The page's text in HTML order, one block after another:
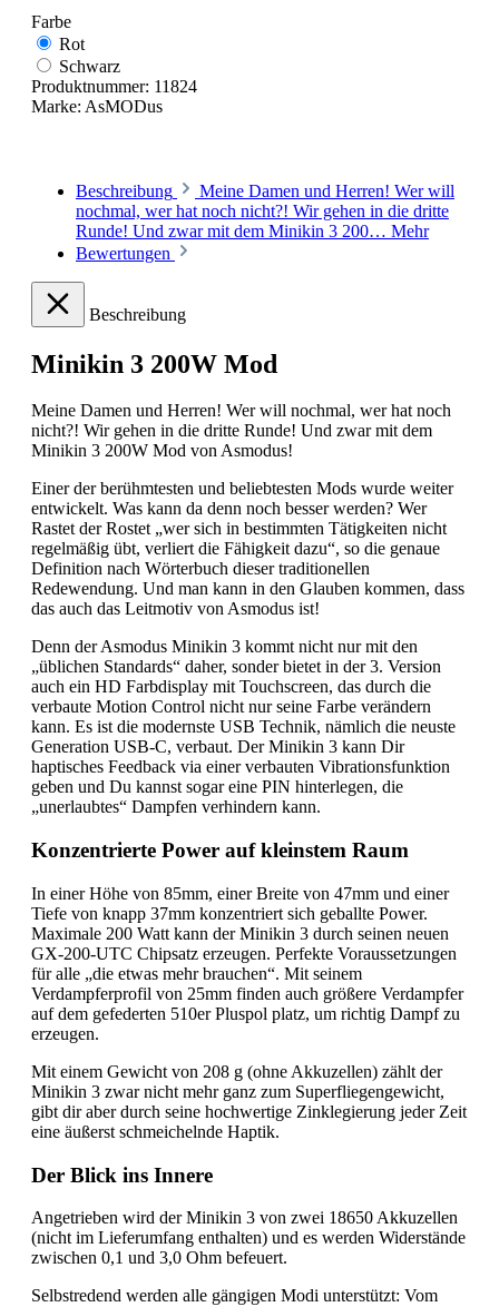
Farbe
Rot
Schwarz
Produktnummer: 11824
Marke: AsMODus
Beschreibung
Meine Damen und Herren! Wer will
nochmal, wer hat noch nicht?! Wir gehen in die dritte
Runde! Und zwar mit dem Minikin 3 200… Mehr
Bewertungen
Beschreibung
Minikin 3 200W Mod
Meine Damen und Herren! Wer will nochmal, wer hat noch
nicht?! Wir gehen in die dritte Runde! Und zwar mit dem
Minikin 3 200W Mod von Asmodus!
Einer der berühmtesten und beliebtesten Mods wurde weiter
entwickelt. Was kann da denn noch besser werden? Wer
Rastet der Rostet „wer sich in bestimmten Tätigkeiten nicht
regelmäßig übt, verliert die Fähigkeit dazu“, so die genaue
Definition nach Wörterbuch dieser traditionellen
Redewendung. Und man kann in den Glauben kommen, dass
das auch das Leitmotiv von Asmodus ist!
Denn der Asmodus Minikin 3 kommt nicht nur mit den
„üblichen Standards“ daher, sonder bietet in der 3. Version
auch ein HD Farbdisplay mit Touchscreen, das durch die
verbaute Motion Control nicht nur seine Farbe verändern
kann. Es ist die modernste USB Technik, nämlich die neuste
Generation USB-C, verbaut. Der Minikin 3 kann Dir
haptisches Feedback via einer verbauten Vibrationsfunktion
geben und Du kannst sogar eine PIN hinterlegen, die
„unerlaubtes“ Dampfen verhindern kann.
Konzentrierte Power auf kleinstem Raum
In einer Höhe von 85mm, einer Breite von 47mm und einer
Tiefe von knapp 37mm konzentriert sich geballte Power.
Maximale 200 Watt kann der Minikin 3 durch seinen neuen
GX-200-UTC Chipsatz erzeugen. Perfekte Voraussetzungen
für alle „die etwas mehr brauchen“. Mit seinem
Verdampferprofil von 25mm finden auch größere Verdampfer
auf dem gefederten 510er Pluspol platz, um richtig Dampf zu
erzeugen.
Mit einem Gewicht von 208 g (ohne Akkuzellen) zählt der
Minikin 3 zwar nicht mehr ganz zum Superfliegengewicht,
gibt dir aber durch seine hochwertige Zinklegierung jeder Zeit
eine äußerst schmeichelnde Haptik.
Der Blick ins Innere
Angetrieben wird der Minikin 3 von zwei 18650 Akkuzellen
(nicht im Lieferumfang enthalten) und es werden Widerstände
zwischen 0,1 und 3,0 Ohm befeuert.
Selbstredend werden alle gängigen Modi unterstützt: Vom